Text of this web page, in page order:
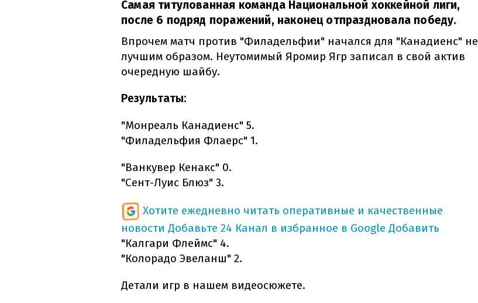
Самая титулованная команда Национальной хоккейной лиги,
после 6 подряд поражений, наконец отпраздновала победу.
Впрочем матч против "Филадельфии" начался для "Канадиенс" не
лучшим образом. Неутомимый Яромир Ягр записал в свой актив
очередную шайбу.
Результаты:
"Монреаль Канадиенс" 5.
"Филадельфия Флаерс" 1.
"Ванкувер Кенакс" 0.
"Сент-Луис Блюз" 3.
Хотите ежедневно читать оперативные и качественные
новости Добавьте 24 Канал в избранное в Google Добавить
"Калгари Флеймс" 4.
"Колорадо Эвеланш" 2.
Детали игр в нашем видеосюжете.